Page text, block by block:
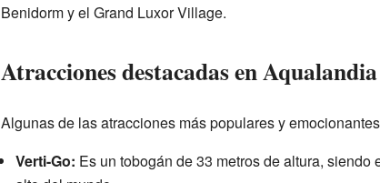
Benidorm y el Grand Luxor Village.
Atracciones destacadas en Aqualandia
Algunas de las atracciones más populares y
Verti-Go: Es un tobogán de 33 metros de altura,